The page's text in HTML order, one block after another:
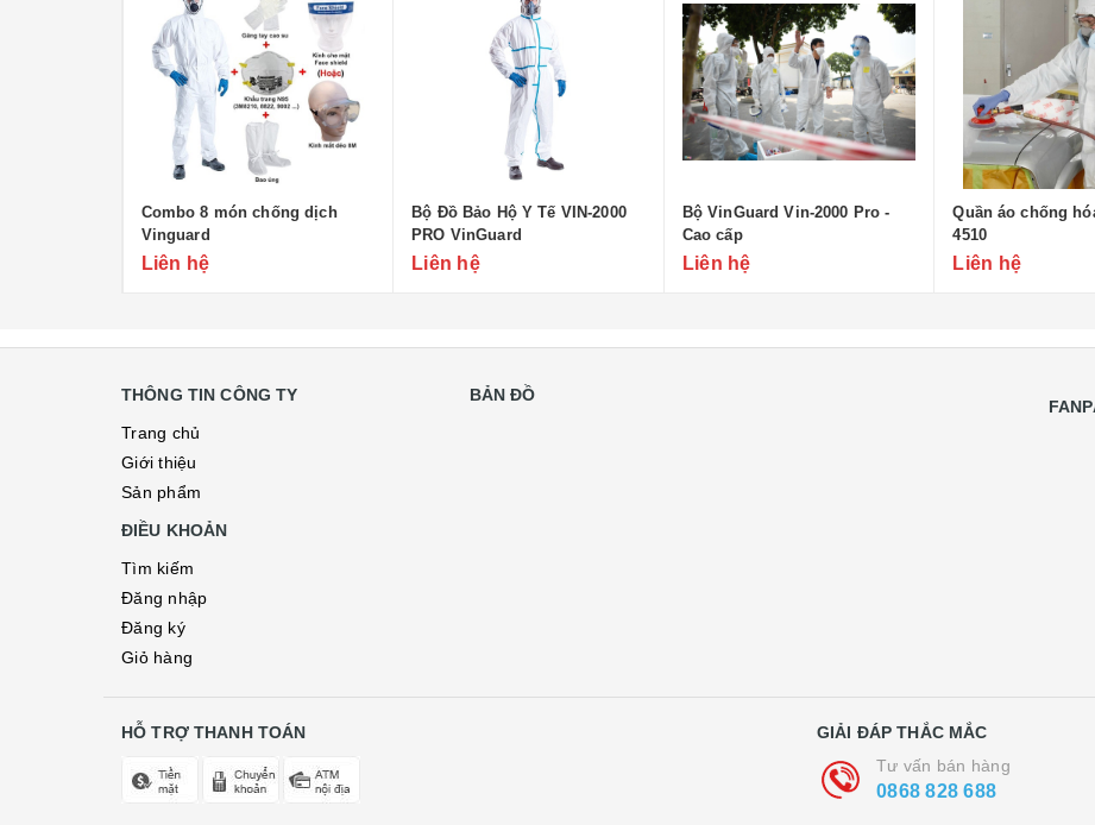
Combo 8 món chống dịch
Vinguard
Liên hệ
Bộ Đồ Bảo Hộ Y Tế VIN-2000
PRO VinGuard
Liên hệ
Bộ VinGuard Vin-2000 Pro -
Cao cấp
Liên hệ
Quần áo chống
4510
Liên hệ
THÔNG TIN CÔNG TY
Trang chủ
Giới thiệu
Sản phẩm
ĐIỀU KHOẢN
Tìm kiếm
Đăng nhập
Đăng ký
Giỏ hàng
BẢN ĐỒ
HỖ TRỢ THANH TOÁN
GIẢI ĐÁP THẮC MẮC
Tư vấn bán hàng
0868 828 688